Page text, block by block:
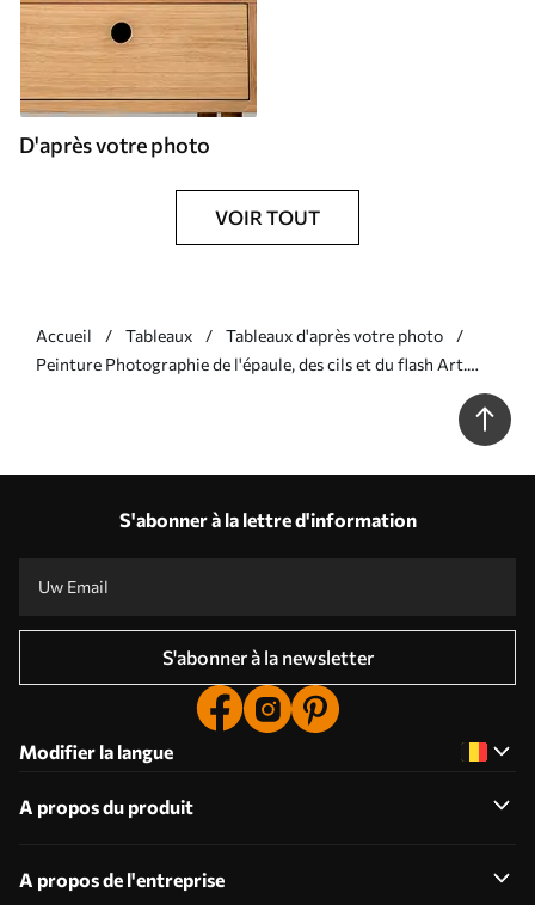
D'après votre photo
VOIR TOUT
Accueil Tableaux
Tableaux d'après votre photo
Peinture Photographie de l'épaule, des cils et du flash Art.
S'abonner à la lettre d'information
S'abonner à la newsletter
Modifier la langue
A propos du produit
A propos de l'entreprise